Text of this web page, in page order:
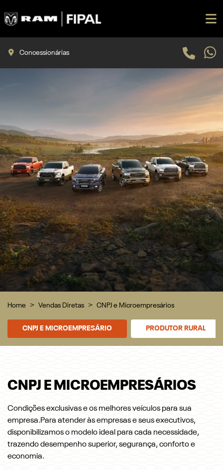
Concessionárias
Home Vendas Diretas CNPJ e Microempresários
CNPJ E MICROEMPRESÁRIO PRODUTOR RURAL
CNPJ E MICROEMPRESÁRIOS
Condições exclusivas e os melhores veículos para sua
empresa.Para atender às empresas e seus executivos,
disponibilizamos o modelo ideal para cada necessidade,
trazendo desempenho superior, segurança, conforto e
economia.